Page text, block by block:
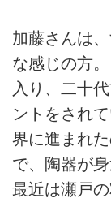
加藤さんは
な感じの方
入り、二十
ントをされ
界に進まれ
で、陶器が
最近は瀬戸